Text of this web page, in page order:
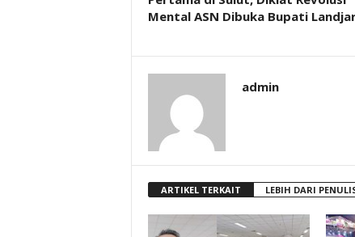
Mental ASN Dibuka Bupati
admin
ARTIKEL TERKAIT LEBIH DARI